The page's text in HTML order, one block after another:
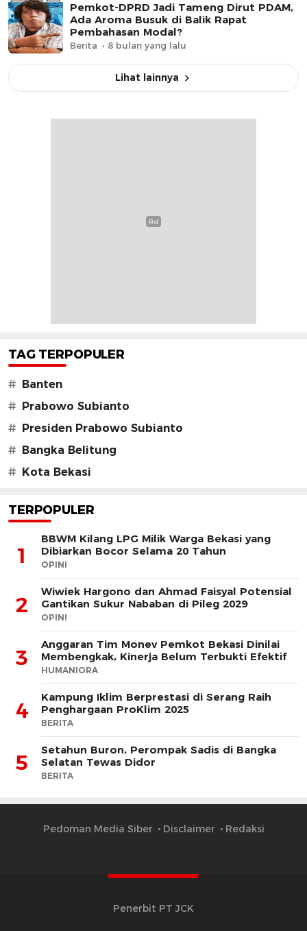
Pemkot-DPRD Jadi Tameng Dirut PDAM,
Ada Aroma Busuk di Balik Rapat
Pembahasan Modal?
Berita 8 bulan yang lalu
Lihat lainnya
TAG TERPOPULER
# Banten
# Prabowo Subianto
# Presiden Prabowo Subianto
# Bangka Belitung
# Kota Bekasi
TERPOPULER
1
BBWM Kilang LPG Milik Warga Bekasi yang
Dibiarkan Bocor Selama 20 Tahun
OPINI
2
Wiwiek Hargono dan Ahmad Faisyal Potensial
Gantikan Sukur Nababan di Pileg 2029
OPINI
3
Anggaran Tim Monev Pemkot Bekasi Dinilai
Membengkak, Kinerja Belum Terbukti Efektif
HUMANIORA
4
Kampung Iklim Berprestasi di Serang Raih
Penghargaan ProKlim 2025
BERITA
5
Setahun Buron, Perompak Sadis di Bangka
Selatan Tewas Didor
BERITA
Pedoman Media Siber Disclaimer Redaksi
Penerbit PT JCK